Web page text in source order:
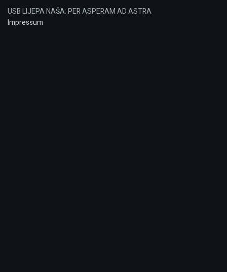
USB LIJEPA NAŠA: PER ASPERAM AD ASTRA
Impressum